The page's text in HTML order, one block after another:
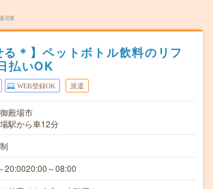
08
る＊】ペットボトル飲料のリフ
払いOK
WEB登録OK 派遣
殿場市
駅から車12分
20:0020:00～08:00